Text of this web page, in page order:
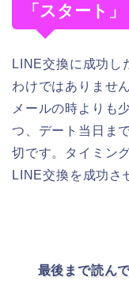
「スタート」
LINE交換に成功し
わけではありませ
メールの時よりも
つ、デート当日ま
切です。タイミン
LINE交換を成功さ
最後まで読ん